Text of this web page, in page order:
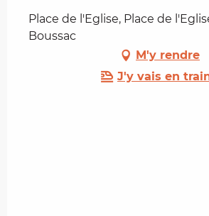
Place de l'Eglise, Place de
Boussac
M'y rendre
J'y vais en